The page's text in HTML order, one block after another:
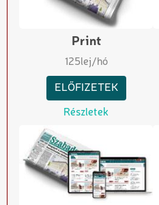
Print
125lej/hó
ELŐFIZETEK
Részletek